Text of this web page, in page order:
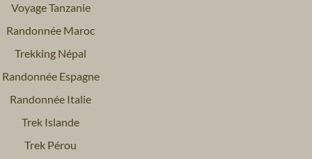
Voyage Tanzanie
Randonnée Maroc
Trekking Népal
Randonnée Espagne
Randonnée Italie
Trek Islande
Trek Pérou